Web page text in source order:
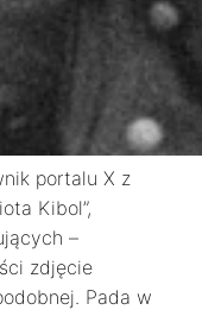
portalu X z
Kibol”,
–
zdjęcie
Pada w